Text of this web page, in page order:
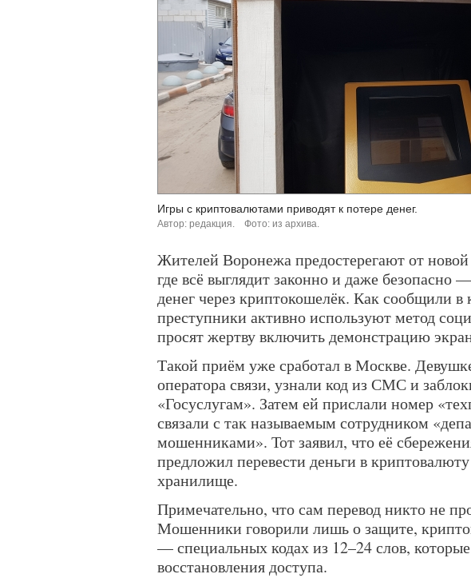
Игры с криптовалютами приводят к потере денег.
Автор: редакция. Фото: из архива.
Жителей Воронежа предостерегают от
где всё выглядит законно и даже безопасно
денег через криптокошелёк. Как сообщили
преступники активно используют метод
просят жертву включить демонстрацию
Такой приём уже сработал в Москве.
оператора связи, узнали код из СМС и
«Госуслугам». Затем ей прислали номер
связали с так называемым сотрудником
мошенниками». Тот заявил, что её
предложил перевести деньги в
хранилище.
Примечательно, что сам перевод никто не
Мошенники говорили лишь о защите,
— специальных кодах из 12–24 слов,
восстановления доступа.